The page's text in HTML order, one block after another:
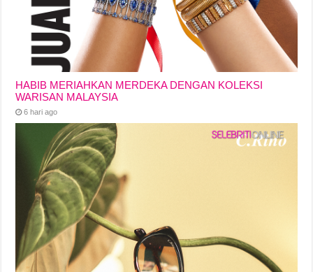
HABIB MERIAHKAN MERDEKA DENGAN KOLEKSI
WARISAN MALAYSIA
6 hari ago